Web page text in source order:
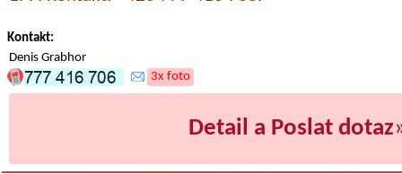
Kontakt:
Denis Grabhor
3x foto
Detail a Poslat dotaz